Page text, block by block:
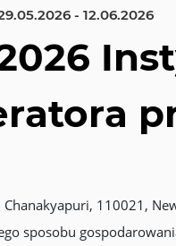
- 12.06.2026
110021,
sposobu